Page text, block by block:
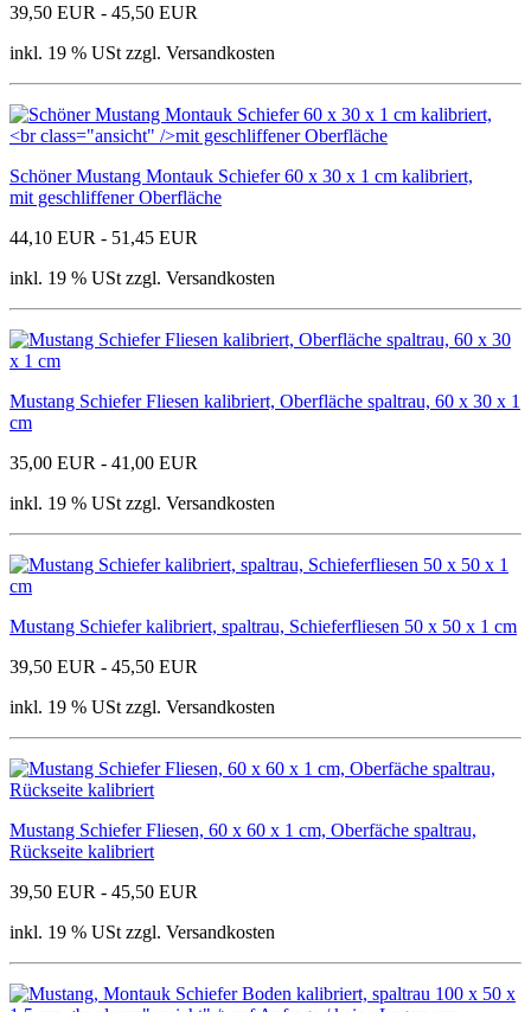
39,50 EUR - 45,50 EUR
inkl. 19 % USt zzgl. Versandkosten
Schöner Mustang Montauk Schiefer 60 x 30 x 1 cm kalibriert,
mit geschliffener Oberfläche
44,10 EUR - 51,45 EUR
inkl. 19 % USt zzgl. Versandkosten
Mustang Schiefer Fliesen kalibriert, Oberfläche spaltrau, 60 x 30 x 1
cm
35,00 EUR - 41,00 EUR
inkl. 19 % USt zzgl. Versandkosten
Mustang Schiefer kalibriert, spaltrau, Schieferfliesen 50 x 50 x 1 cm
39,50 EUR - 45,50 EUR
inkl. 19 % USt zzgl. Versandkosten
Mustang Schiefer Fliesen, 60 x 60 x 1 cm, Oberfäche spaltrau,
Rückseite kalibriert
39,50 EUR - 45,50 EUR
inkl. 19 % USt zzgl. Versandkosten